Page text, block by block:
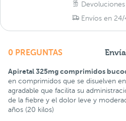
Envíos en
0 PREGUNTAS
Apiretal 325mg comprimidos
en comprimidos que se disuelven
agradable que facilita su
de la fiebre y el dolor leve y
años (20 kilos)